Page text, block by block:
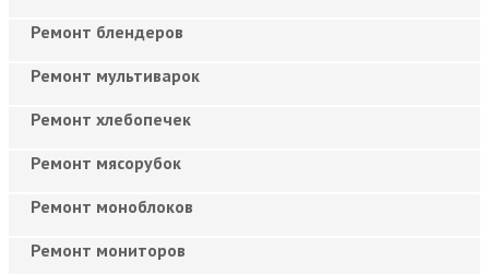
Ремонт блендеров
Ремонт мультиварок
Ремонт хлебопечек
Ремонт мясорубок
Ремонт моноблоков
Ремонт мониторов